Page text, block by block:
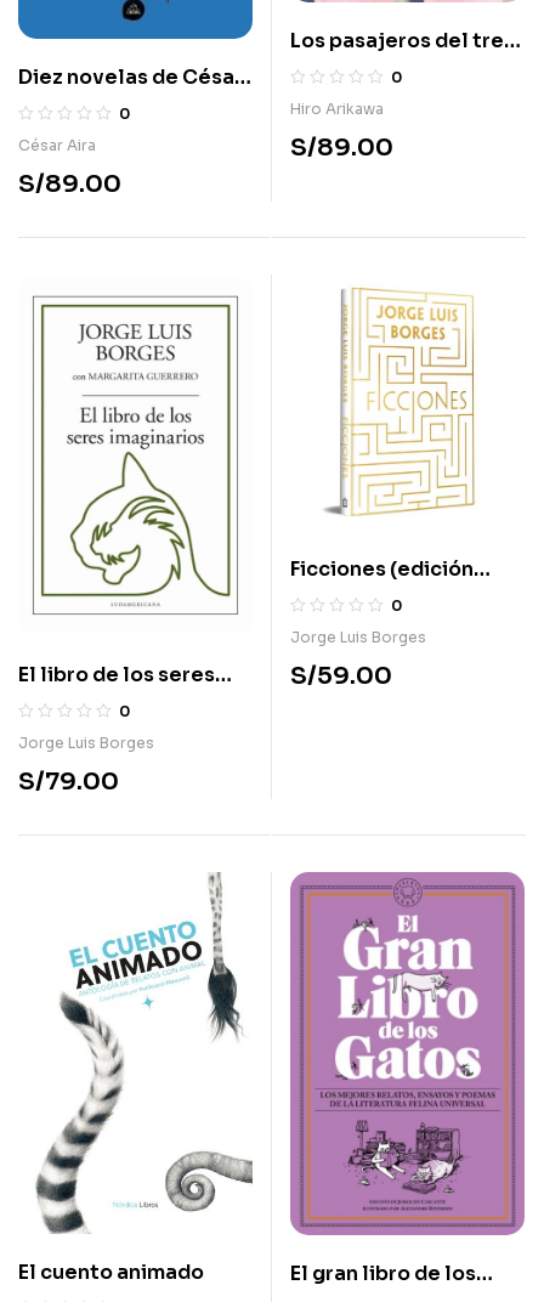
Diez novelas de César
Aira
0
César Aira
S/89.00
Los pasajeros del tren
de Hankyu0
Hiro Arikawa
S/89.00
El libro de los seres
imaginarios
0
Jorge Luis Borges
S/79.00
Ficciones (edición
conmemorativa)
0
Jorge Luis Borges
S/59.00
El cuento animado
El gran libro de los